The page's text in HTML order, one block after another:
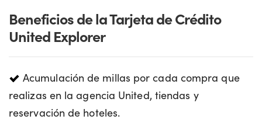
Beneficios de la Tarjeta de Crédito
United Explorer
Acumulación de millas por cada compra que
realizas en la agencia United, tiendas y
reservación de hoteles.